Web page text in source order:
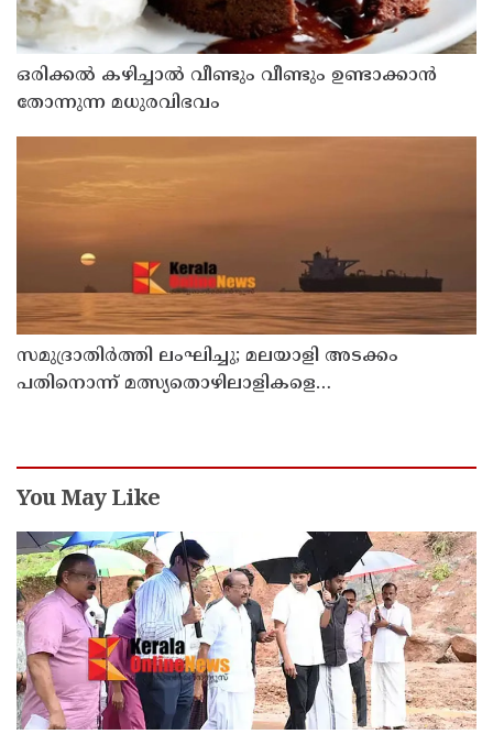
ഒരിക്കൽ കഴിച്ചാൽ വീണ്ടും വീണ്ടും ഉണ്ടാക്കാൻ
തോന്നുന്ന മധുരവിഭവം
സമുദ്രാതിർത്തി ലംഘിച്ചു; മലയാളി അടക്കം
പതിനൊന്ന് മത്സ്യതൊഴിലാളികളെ
You May Like